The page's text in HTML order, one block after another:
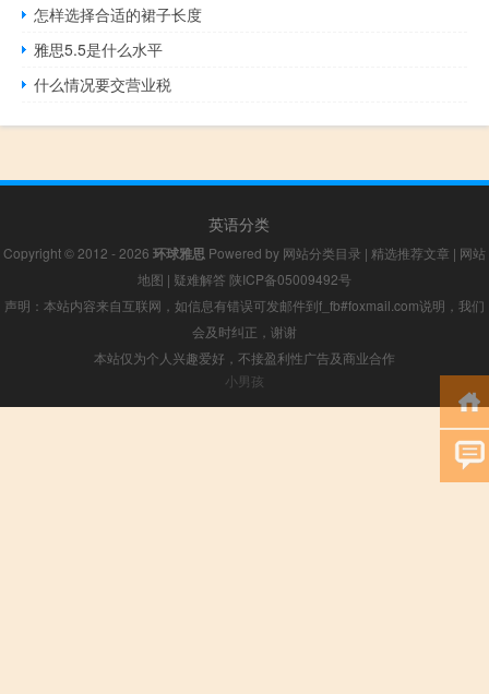
怎样选择合适的裙子长度
雅思5.5是什么水平
什么情况要交营业税
英语分类
Copyright © 2012 - 2026 环球雅思 Powered by 网站分类目录 | 精选推荐文章 | 网站
地图 | 疑难解答 陕ICP备05009492号
声明：本站内容来自互联网，如信息有错误可发邮件到f_fb#foxmail.com说明，我们
会及时纠正，谢谢
本站仅为个人兴趣爱好，不接盈利性广告及商业合作
小男孩